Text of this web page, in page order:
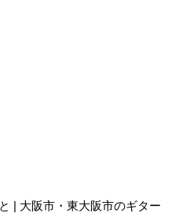
| 大阪市・東大阪市のギター